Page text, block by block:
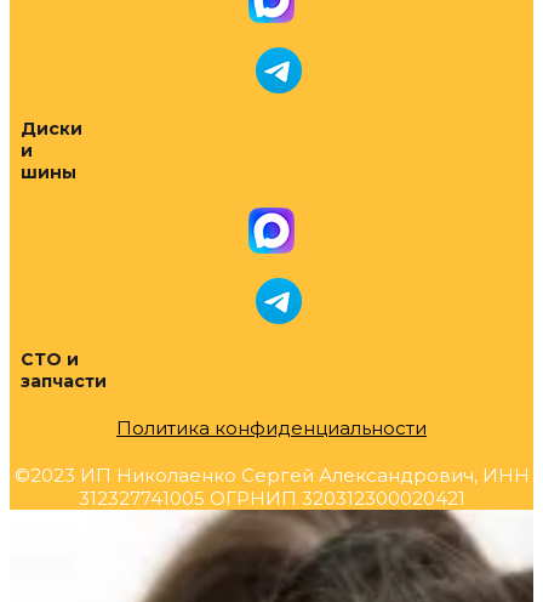
Диски
и
шины
СТО и
запчасти
Политика конфиденциальности
©2023 ИП Николаенко Сергей Александрович, ИНН
312327741005 ОГРНИП 320312300020421